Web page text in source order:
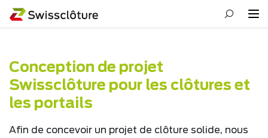
Conception de projet
Swissclôture pour les clôtures et
les portails
Afin de concevoir un projet de clôture solide, nous